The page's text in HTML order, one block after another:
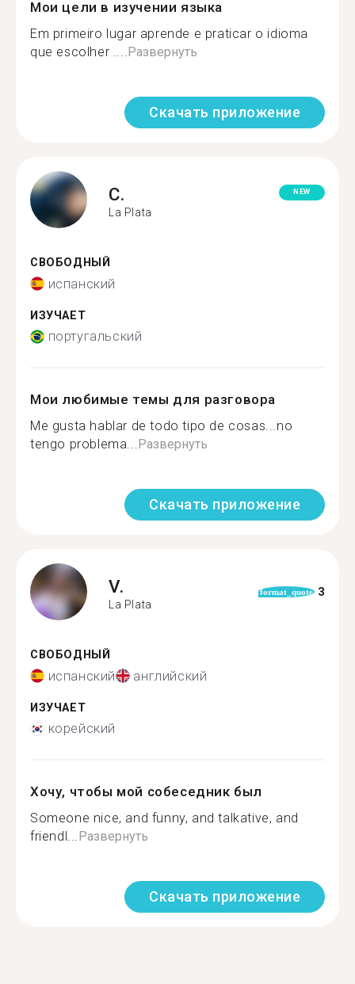
Мои цели в изучении языка
Em primeiro lugar aprende e praticar o idioma
que escolher ....Развернуть
Скачать приложение
C.
La Plata
NEW
СВОБОДНЫЙ
испанский
ИЗУЧАЕТ
португальский
Мои любимые темы для разговора
Me gusta hablar de todo tipo de cosas...no
tengo problema...Развернуть
Скачать приложение
V.
La Plata
format_quote 3
СВОБОДНЫЙ
испанский английский
ИЗУЧАЕТ
корейский
Хочу, чтобы мой собеседник был
Someone nice, and funny, and talkative, and
friendl...Развернуть
Скачать приложение